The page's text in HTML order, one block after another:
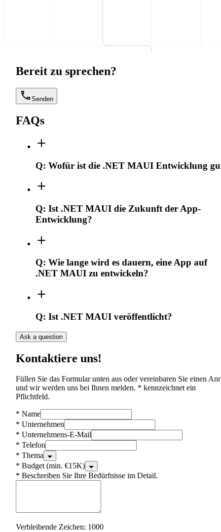
Bereit zu sprechen?
Senden
FAQs
Q: Wofür ist die .NET MAUI Entwicklung
Q: Ist .NET MAUI die Zukunft der App-
Entwicklung?
Q: Wie lange wird es dauern, eine App auf
.NET MAUI zu entwickeln?
Q: Ist .NET MAUI veröffentlicht?
Ask a question
Kontaktiere uns!
Füllen Sie das Formular unten aus oder vereinbaren Sie einen
und wir werden uns bei Ihnen melden. * kennzeichnet ein
Pflichtfeld.
* Name
* Unternehmen
* Unternehmens-E-Mail
* Telefon
* Thema
* Budget (min. €15K)
* Beschreiben Sie Ihre Bedürfnisse im Detail.
Verbleibende Zeichen: 1000